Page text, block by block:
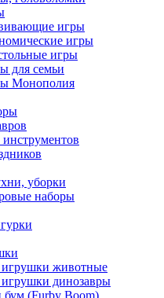
игры
игры
игры
для семьи
Монополия
уборки
наборы
животные
динозавры